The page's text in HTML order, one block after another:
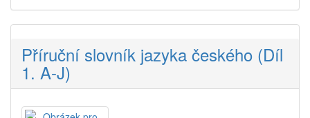
Příruční slovník jazyka českého (Díl
1. A-J)